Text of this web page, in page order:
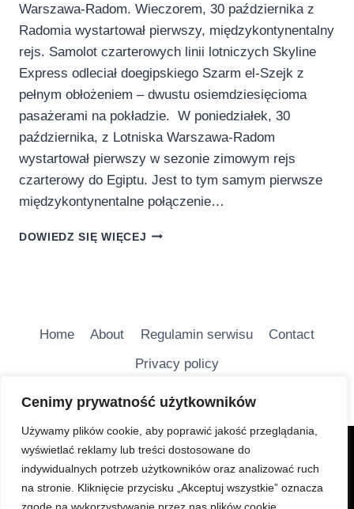
Cenimy prywatność użytkowników
Używamy plików cookie, aby poprawić jakość przeglądania,
wyświetlać reklamy lub treści dostosowane do
indywidualnych potrzeb użytkowników oraz analizować ruch
na stronie. Kliknięcie przycisku „Akceptuj wszystkie” oznacza
Warszawa-Radom. Wieczorem, 30 października z
Radomia wystartował pierwszy, międzykontynentalny
rejs. Samolot czarterowych linii lotniczych Skyline
Express odleciał doegipskiego Szarm el-Szejk z
pełnym obłożeniem – dwustu osiemdziesięcioma
pasażerami na pokładzie. W poniedziałek, 30
października, z Lotniska Warszawa-Radom
wystartował pierwszy w sezonie zimowym rejs
czarterowy do Egiptu. Jest to tym samym pierwsze
międzykontynentalne połączenie…
DOWIEDZ SIĘ WIĘCEJ LOTNISKO
EGIPTU
Home About Regulamin serwisu
Contact
Privacy policy
Charakter Serwisu jest głównie informacyjny i ma na
celu bezpłatne udostępnianie wiadomości